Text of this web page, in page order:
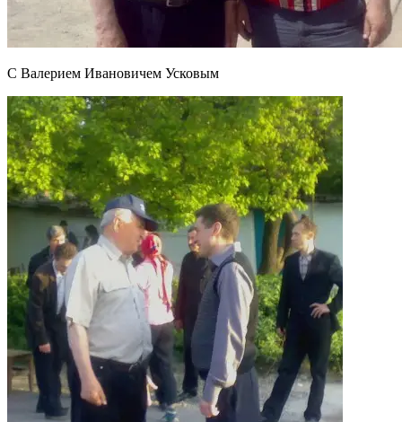
С Валерием Ивановичем Усковым